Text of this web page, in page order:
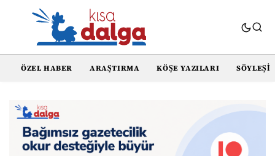
ÖZEL HABER ARAŞTIRMA KÖŞE YAZILARI SÖYLEŞI